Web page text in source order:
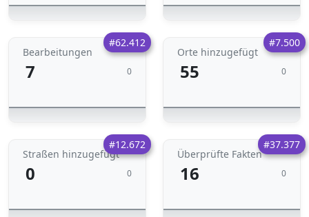
#62.412
Bearbeitungen
7 0
#7.500
Orte hinzugefügt
55 0
#12.672
Straßen hinzugefügt
0 0
#37.377
Überprüfte Fakten
16 0